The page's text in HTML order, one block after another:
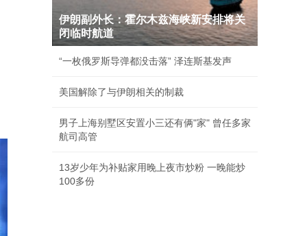
伊朗副外长：霍尔木兹海峡新安排将关
闭临时航道
“一枚俄罗斯导弹都没击落” 泽连斯基发声
美国解除了与伊朗相关的制裁
男子上海别墅区安置小三还有俩"家" 曾任多家
航司高管
13岁少年为补贴家用晚上夜市炒粉 一晚能炒
100多份